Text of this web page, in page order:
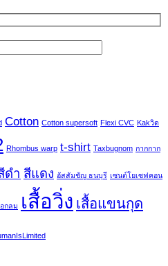
Cotton Cotton supersoft Flexi CVC Kakวิด
Rhombus warp t-shirt Taxbugnom กากกาก
ดำ สีแดง อัสสัมชัญ ธนบุรี เซนต์โยเซฟคอน
กลม เสื้อวิ่ง เสื้อแขนกุด